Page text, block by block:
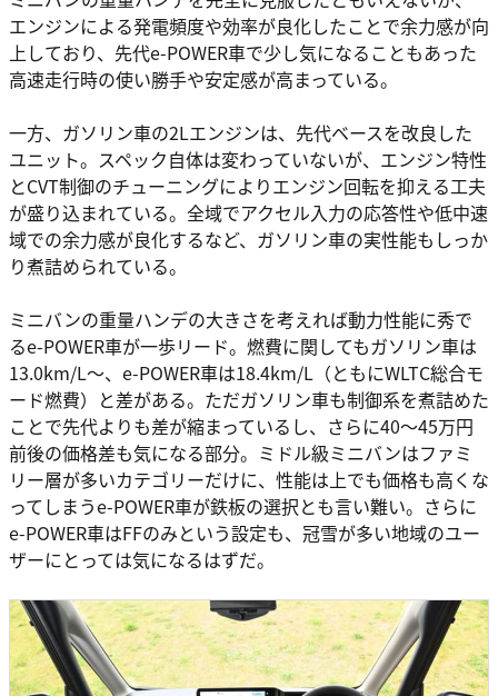
エンジンによる発電頻度や効率が良化したことで余力感が向
上しており、先代e-POWER車で少し気になることもあった
高速走行時の使い勝手や安定感が高まっている。
一方、ガソリン車の2Lエンジンは、先代ベースを改良した
ユニット。スペック自体は変わっていないが、エンジン特性
とCVT制御のチューニングによりエンジン回転を抑える工夫
が盛り込まれている。全域でアクセル入力の応答性や低中速
域での余力感が良化するなど、ガソリン車の実性能もしっか
り煮詰められている。
ミニバンの重量ハンデの大きさを考えれば動力性能に秀で
るe-POWER車が一歩リード。燃費に関してもガソリン車は
13.0km/L〜、e-POWER車は18.4km/L（ともにWLTC総合モ
ード燃費）と差がある。ただガソリン車も制御系を煮詰めた
ことで先代よりも差が縮まっているし、さらに40〜45万円
前後の価格差も気になる部分。ミドル級ミニバンはファミ
リー層が多いカテゴリーだけに、性能は上でも価格も高くな
ってしまうe-POWER車が鉄板の選択とも言い難い。さらに
e-POWER車はFFのみという設定も、冠雪が多い地域のユー
ザーにとっては気になるはずだ。